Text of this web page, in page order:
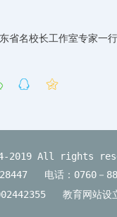
省名校长工作室专家一
2019 All rights
电话：0760
教育网站